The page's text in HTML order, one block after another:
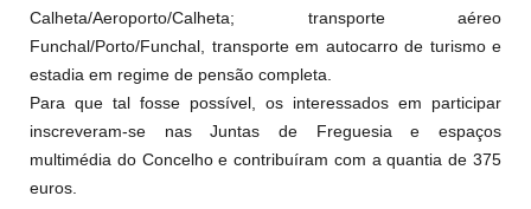
Calheta/Aeroporto/Calheta; transporte aéreo
Funchal/Porto/Funchal, transporte em autocarro de turismo e
estadia em regime de pensão completa.
Para que tal fosse possível, os interessados em participar
inscreveram-se nas Juntas de Freguesia e espaços
multimédia do Concelho e contribuíram com a quantia de 375
euros.